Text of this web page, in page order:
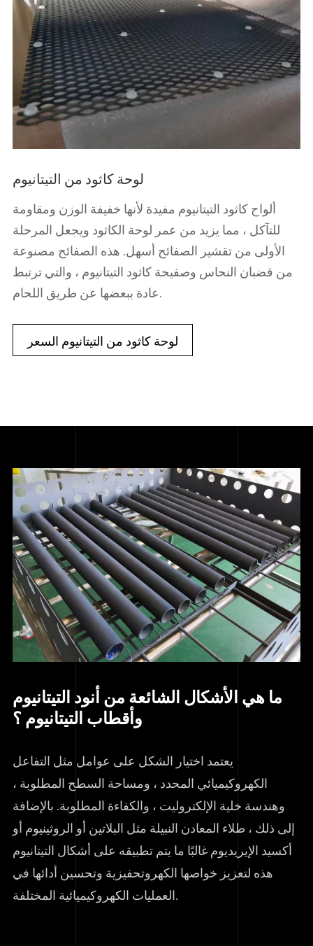
لوحة كاثود من التيتانيوم
ألواح كاثود التيتانيوم مفيدة لأنها خفيفة الوزن ومقاومة
للتآكل ، مما يزيد من عمر لوحة الكاثود ويجعل المرحلة
الأولى من تقشير الصفائح أسهل. هذه الصفائح مصنوعة
من قضبان النحاس وصفيحة كاثود التيتانيوم ، والتي ترتبط
عادة ببعضها عن طريق اللحام.
لوحة كاثود من التيتانيوم السعر
ما هي الأشكال الشائعة من أنود التيتانيوم
وأقطاب التيتانيوم ؟
يعتمد اختيار الشكل على عوامل مثل التفاعل
الكهروكيميائي المحدد ، ومساحة السطح المطلوبة ،
وهندسة خلية الإلكتروليت ، والكفاءة المطلوبة. بالإضافة
إلى ذلك ، طلاء المعادن النبيلة مثل البلاتين أو الروثينيوم أو
أكسيد الإيريديوم غالبًا ما يتم تطبيقه على أشكال التيتانيوم
هذه لتعزيز خواصها الكهروتحفيزية وتحسين أدائها في
العمليات الكهروكيميائية المختلفة.